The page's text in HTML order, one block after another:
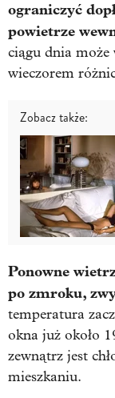
ograniczyć
powietrze
ciągu dnia może
wieczorem
Zobacz także:
Ponowne
po zmroku,
temperatura
okna już około
zewnątrz jest
mieszkaniu.